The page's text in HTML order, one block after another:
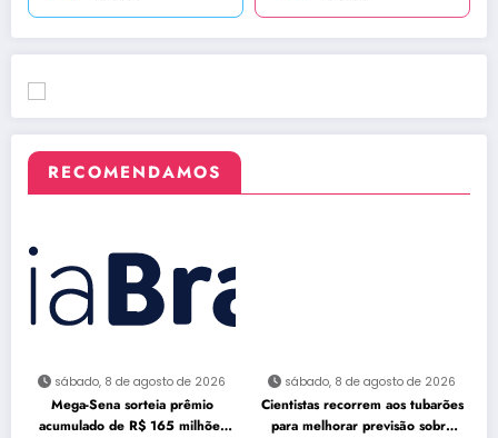
RECOMENDAMOS
sábado, 8 de agosto de 2026
Mega-Sena sorteia prêmio
acumulado de R$ 165 milhões
sábado, 8 de agosto de 2026
Cientistas recorrem aos tubarões
para melhorar previsão sobre